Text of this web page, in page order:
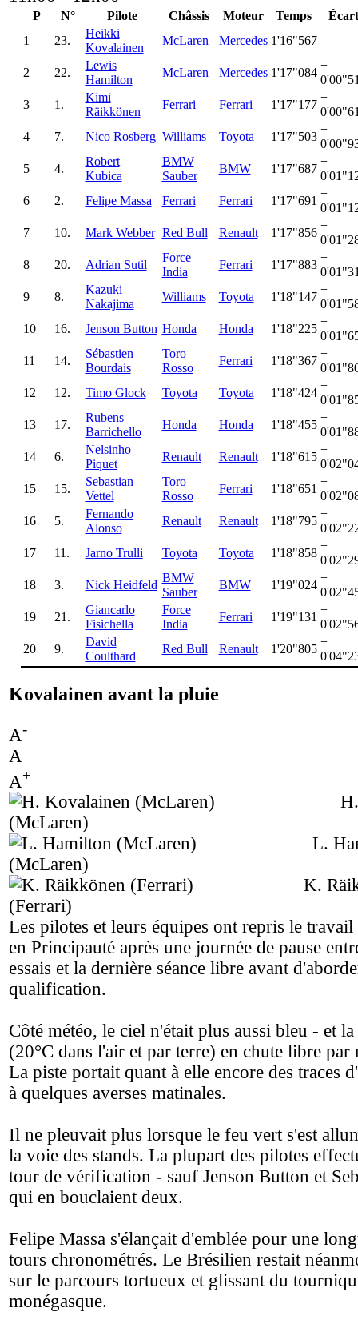
P N° Pilote Châssis Moteur Temps
Écart
1
23.
Heikki
Kovalainen
McLaren Mercedes 1'16"567
2 22.
Lewis
Hamilton
McLaren Mercedes 1'17"084
+
3
1.
Kimi
Räikkönen
Ferrari Ferrari 1'17"177
+
4
7. Nico Rosberg Williams Toyota 1'17"503
+
5
4.
Robert
Kubica
BMW
Sauber
BMW 1'17"687
+
6
2. Felipe Massa Ferrari Ferrari 1'17"691
+
7
10. Mark Webber Red Bull Renault 1'17"856
+
8
20. Adrian Sutil
Force
India
Ferrari 1'17"883
+
9
8.
Kazuki
Nakajima
Williams Toyota 1'18"147
+
10
16. Jenson Button Honda Honda 1'18"225
+
11
14.
Sébastien
Bourdais
Toro
Rosso
Ferrari 1'18"367
+
12
12. Timo Glock Toyota Toyota 1'18"424
+
13
17.
Rubens
Barrichello
Honda Honda 1'18"455
+
14
6.
Nelsinho
Piquet
Renault Renault 1'18"615
+
15
15.
Sebastian
Vettel
Toro
Rosso
Ferrari 1'18"651
+
16
5.
Fernando
Alonso
Renault Renault 1'18"795
+
17
11. Jarno Trulli Toyota Toyota 1'18"858
+
18
3. Nick Heidfeld
BMW
Sauber
BMW 1'19"024
+
19
21.
Giancarlo
Fisichella
Force
India
Ferrari 1'19"131
+
20
9.
David
Coulthard
Red Bull Renault 1'20"805
+
Kovalainen avant la pluie
A-
A
A+
(McLaren)
L.
(McLaren)
K.
(Ferrari)
Les pilotes et leurs équipes ont repris le
en Principauté après une journée de pause
essais et la dernière séance libre avant
qualification.
Côté météo, le ciel n'était plus aussi bleu - et
(20°C dans l'air et par terre) en chute libre
La piste portait quant à elle encore des traces
à quelques averses matinales.
Il ne pleuvait plus lorsque le feu vert s'est
la voie des stands. La plupart des pilotes
tour de vérification - sauf Jenson Button et
qui en bouclaient deux.
Felipe Massa s'élançait d'emblée pour une
tours chronométrés. Le Brésilien restait
sur le parcours tortueux et glissant du
monégasque.